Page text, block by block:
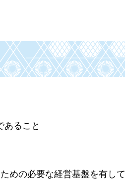
あること
めの必要な経営基盤を有して